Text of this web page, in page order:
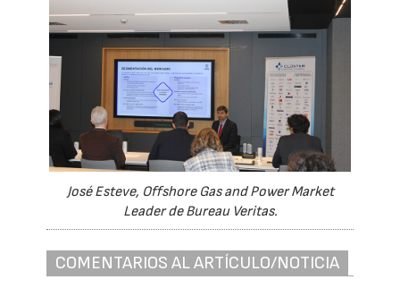
José Esteve, Offshore Gas and Power Market
Leader de Bureau Veritas.
COMENTARIOS AL ARTÍCULO/NOTICIA